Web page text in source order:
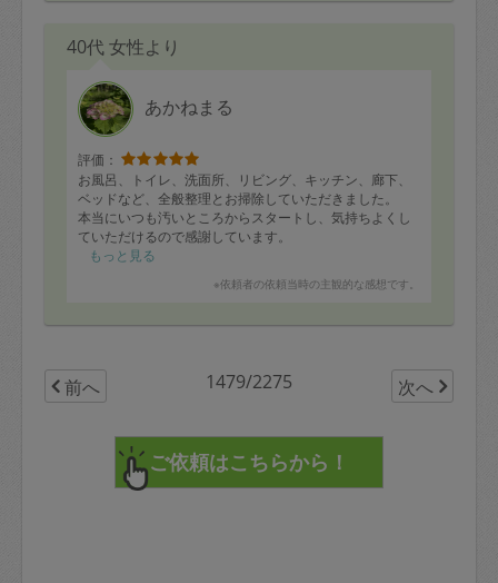
40代 女性より
あかねまる
評価：
お風呂、トイレ、洗面所、リビング、キッチン、廊下、
ベッドなど、全般整理とお掃除していただきました。
本当にいつも汚いところからスタートし、気持ちよくし
ていただけるので感謝しています。
今日は子供の送迎や、途中Wifi工事なども入り、バタバ
げていただき、ありがとうございました。
もっと見る
※依頼者の依頼当時の主観的な感想です。
前へ 1479/2275 次へ